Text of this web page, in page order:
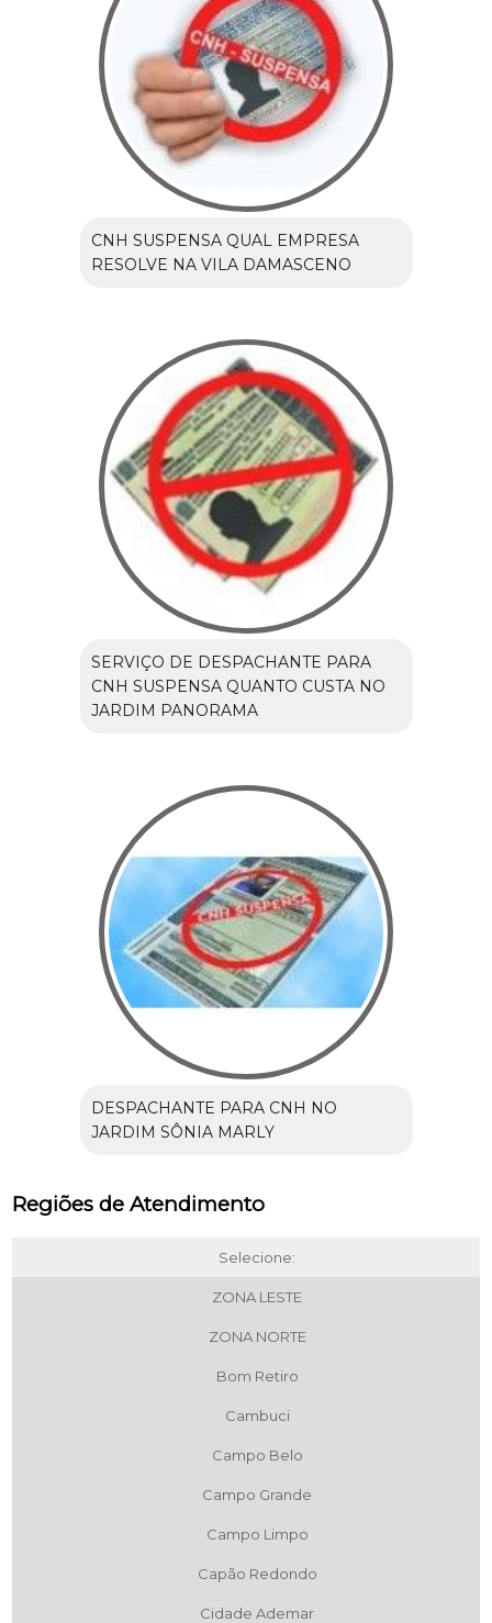
CNH SUSPENSA QUAL EMPRESA
RESOLVE NA VILA DAMASCENO
SERVIÇO DE DESPACHANTE PARA
CNH SUSPENSA QUANTO CUSTA NO
JARDIM PANORAMA
DESPACHANTE PARA CNH NO
JARDIM SÔNIA MARLY
Regiões de Atendimento
Selecione:
ZONA LESTE
ZONA NORTE
Bom Retiro
Cambuci
Campo Belo
Campo Grande
Campo Limpo
Capão Redondo
Cidade Ademar